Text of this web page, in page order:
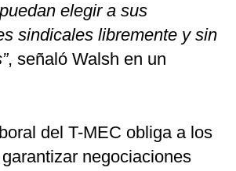
elegir a sus
sindicales libremente y sin
, señaló Walsh en un
del T-MEC obliga a los
negociaciones